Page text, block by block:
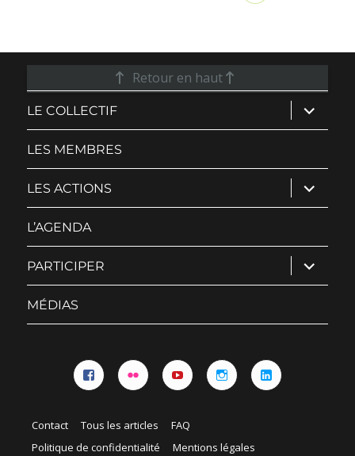
Retour en haut
LE COLLECTIF ouvrir
le
sous-
LES MEMBRES
LES ACTIONS ouvrir
le
sous-
L’AGENDA
PARTICIPER ouvrir
le
sous-
MÉDIAS
Contact Tous les articles
FAQ
Politique de confidentialité
Mentions légales